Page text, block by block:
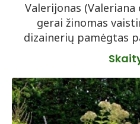
Valerijonas
gerai žinomas
dizainerių pamėgtas